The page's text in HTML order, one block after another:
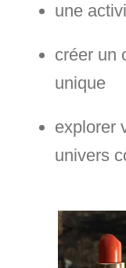
une
créer un
unique
explorer
univers